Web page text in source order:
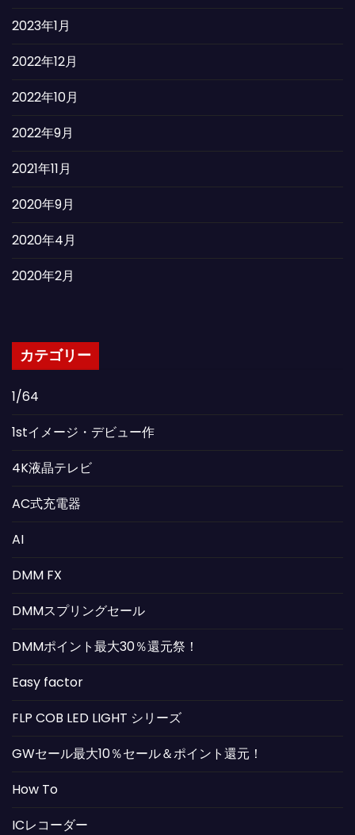
2023年1月
2022年12月
2022年10月
2022年9月
2021年11月
2020年9月
2020年4月
2020年2月
カテゴリー
1/64
1stイメージ・デビュー作
4K液晶テレビ
AC式充電器
AI
DMM FX
DMMスプリングセール
DMMポイント最大30％還元祭！
Easy factor
FLP COB LED LIGHT シリーズ
GWセール最大10％セール＆ポイント還元！
How To
ICレコーダー